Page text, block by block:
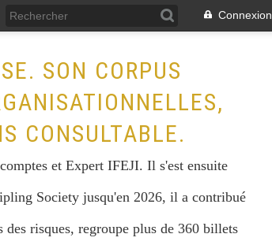
Connexion
SON CORPUS
CONSULTABLE.
et Expert IFEJI. Il s'est ensuite
Society jusqu'en 2026, il a contribué
risques, regroupe plus de 360 billets